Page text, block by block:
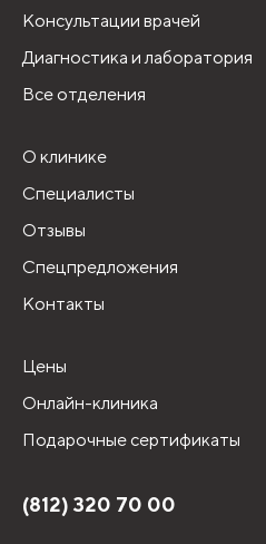
Консультации врачей
Диагностика и лаборатория
Все отделения
О клинике
Специалисты
Отзывы
Спецпредложения
Контакты
Цены
Онлайн-клиника
Подарочные сертификаты
(812) 320 70 00